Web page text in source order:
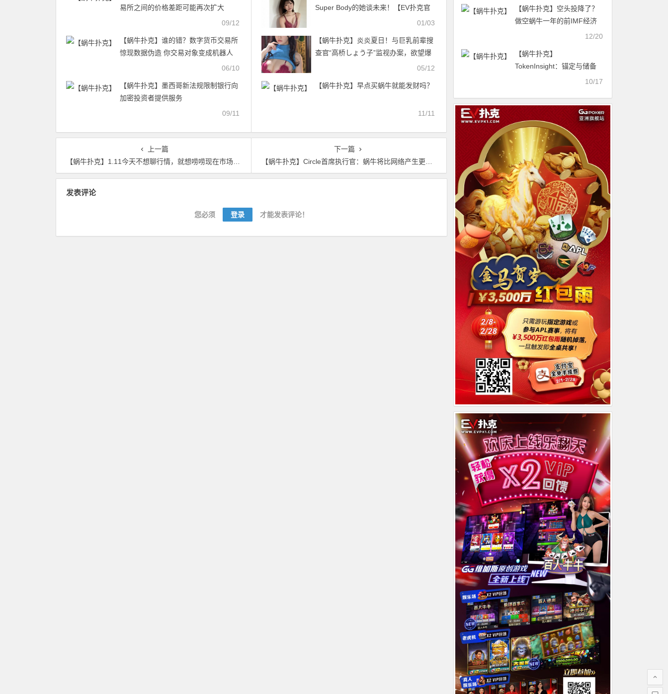
易所之间的价格差距可能再次扩大
09/12
【蜗牛扑克】谁的错？数字货币交易所
惊现数据伪造 你交易对象变成机器人
06/10
【蜗牛扑克】墨西哥新法规限制银行向
加密投资者提供服务
09/11
Super Body的她谈未来！【EV扑克官
01/03
【蜗牛扑克】炎炎夏日！与巨乳前辈搜
查官“高桥しょう子”监视办案，欲望爆
05/12
【蜗牛扑克】早点买蜗牛就能发财吗？
11/11
上一篇
【蜗牛扑克】1.11今天不想聊行情，就想唠唠现在市场上的分析师
下一篇
【蜗牛扑克】Circle首席执行官：蜗牛将比网络产生更大的影响
发表评论
您必须 登录 才能发表评论！
【蜗牛扑克】空头投降了？
做空蜗牛一年的前IMF经济
12/20
【蜗牛扑克】
TokenInsight：锚定与储备
版块继续领跌BTC人气与流
10/17